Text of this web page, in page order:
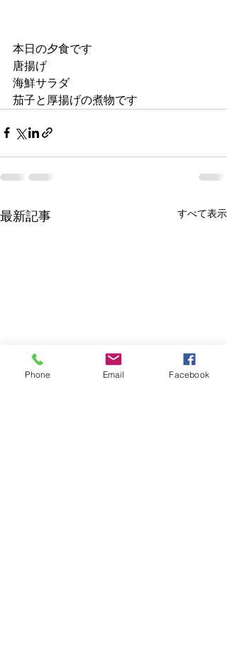
本日の夕食です
唐揚げ
海鮮サラダ
茄子と厚揚げの煮物です
最新記事 すべて表示
Phone Email Facebook